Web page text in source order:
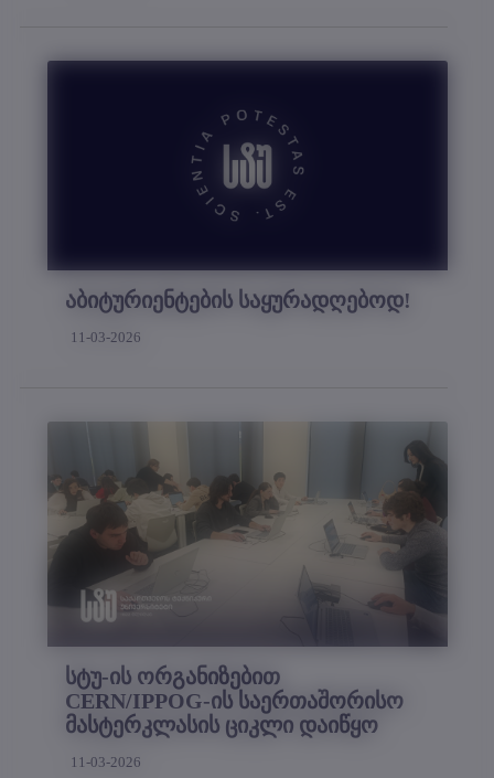
აბიტურიენტების საყურადღებოდ!
11-03-2026
სტუ-ის ორგანიზებით
CERN/IPPOG-ის საერთაშორისო
მასტერკლასის ციკლი დაიწყო
11-03-2026